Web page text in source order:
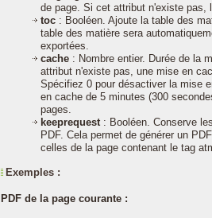
de page. Si cet attribut n'existe pas,
toc : Booléen. Ajoute la table des
table des matière sera
exportées.
cache : Nombre entier. Durée de la
attribut n'existe pas, une mise en
Spécifiez 0 pour désactiver la mise
en cache de 5 minutes (300
pages.
keeprequest : Booléen. Conserve
PDF. Cela permet de générer un
celles de la page contenant le tag
Exemples :
PDF de la page courante :